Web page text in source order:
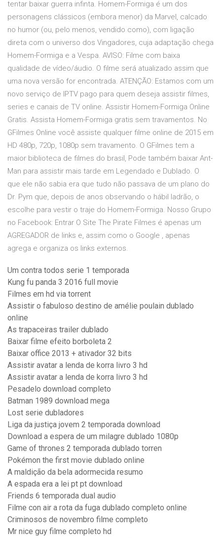
tentar baixar guerra infinta. Homem-Formiga é um dos
personagens clássicos (embora menor) da Marvel, calcado
no humor (ou, pelo menos, vendido como), com ligação
direta com o universo dos Vingadores, cuja adaptação chega
Homem-Formiga e a Vespa. AVISO: Filme com baixa
qualidade de vídeo/áudio. O filme será atualizado assim que
uma nova versão for encontrada. ATENÇÃO: Estamos com um
novo serviço de IPTV pago para quem deseja assistir filmes,
series e canais de TV online. Assistir Homem-Formiga Online
Gratis. Assista Homem-Formiga gratis sem travamentos. No
GFilmes Online você assiste qualquer filme online de 2015 em
HD 480p, 720p, 1080p sem travamento. O GFilmes tem a
maior biblioteca de filmes do brasil, Pode também baixar Ant-
Man para assistir mais tarde em Legendado e Dublado. O
que ele não sabia era que tudo não passava de um plano do
Dr. Pym que, depois de anos observando o hábil ladrão, o
escolhe para vestir o traje do Homem-Formiga. Nosso Grupo
no Facebook: Entrar O Site The Pirate Filmes é apenas um
AGREGADOR de links e, assim como o Google , apenas
agrega e organiza os links externos.
Um contra todos serie 1 temporada
Kung fu panda 3 2016 full movie
Filmes em hd via torrent
Assistir o fabuloso destino de amélie poulain dublado
online
As trapaceiras trailer dublado
Baixar filme efeito borboleta 2
Baixar office 2013 + ativador 32 bits
Assistir avatar a lenda de korra livro 3 hd
Assistir avatar a lenda de korra livro 3 hd
Pesadelo download completo
Batman 1989 download mega
Lost serie dubladores
Liga da justiça jovem 2 temporada download
Download a espera de um milagre dublado 1080p
Game of thrones 2 temporada dublado torren
Pokémon the first movie dublado online
A maldição da bela adormecida resumo
A espada era a lei pt pt download
Friends 6 temporada dual audio
Filme con air a rota da fuga dublado completo online
Criminosos de novembro filme completo
Mr nice guy filme completo hd